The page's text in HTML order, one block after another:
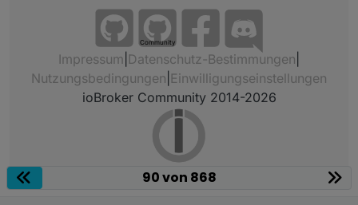
Community
Impressum Datenschutz-Bestimmungen
Nutzungsbedingungen Einwilligungseinstellungen
ioBroker Community 2014-2026
90 von 868